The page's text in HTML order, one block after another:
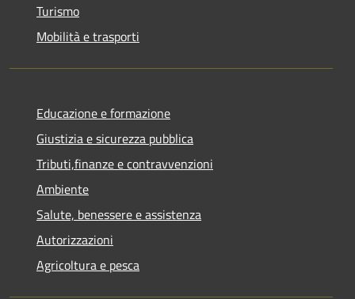
Turismo
Mobilità e trasporti
Educazione e formazione
Giustizia e sicurezza pubblica
Tributi,finanze e contravvenzioni
Ambiente
Salute, benessere e assistenza
Autorizzazioni
Agricoltura e pesca